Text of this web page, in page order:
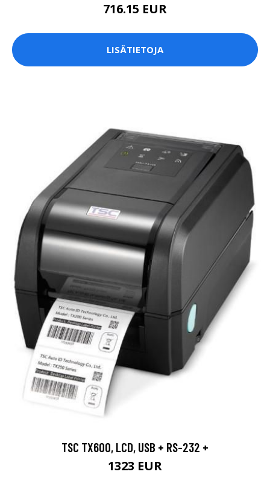
716.15 EUR
LISÄTIETOJA
TSC TX600, LCD, USB + RS-232 +
1323 EUR